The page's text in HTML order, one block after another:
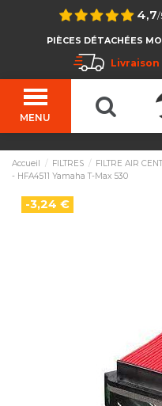
4,7/
PIÈCES DÉTACHÉES
MENU
Accueil FILTRES FILTRE AIR
- HFA4511 Yamaha T-Max 530
-3,24 €